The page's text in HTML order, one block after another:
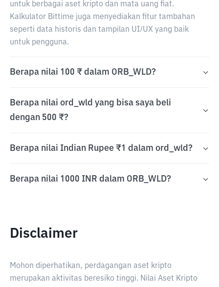
untuk berbagai aset kripto dan mata uang fiat.
Kalkulator Bittime juga menyediakan fitur tambahan
seperti data historis dan tampilan UI/UX yang baik
untuk pengguna.
Berapa nilai 100 ₹ dalam ORB_WLD?
Berapa nilai ord_wld yang bisa saya beli
dengan 500 ₹?
Berapa nilai Indian Rupee ₹1 dalam ord_wld?
Berapa nilai 1000 INR dalam ORB_WLD?
Disclaimer
Mohon diperhatikan, perdagangan aset kripto
merupakan aktivitas beresiko tinggi. Nilai Aset Kripto